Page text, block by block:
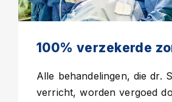
100% verzekerde
Alle behandelingen, die dr.
verricht, worden vergoed